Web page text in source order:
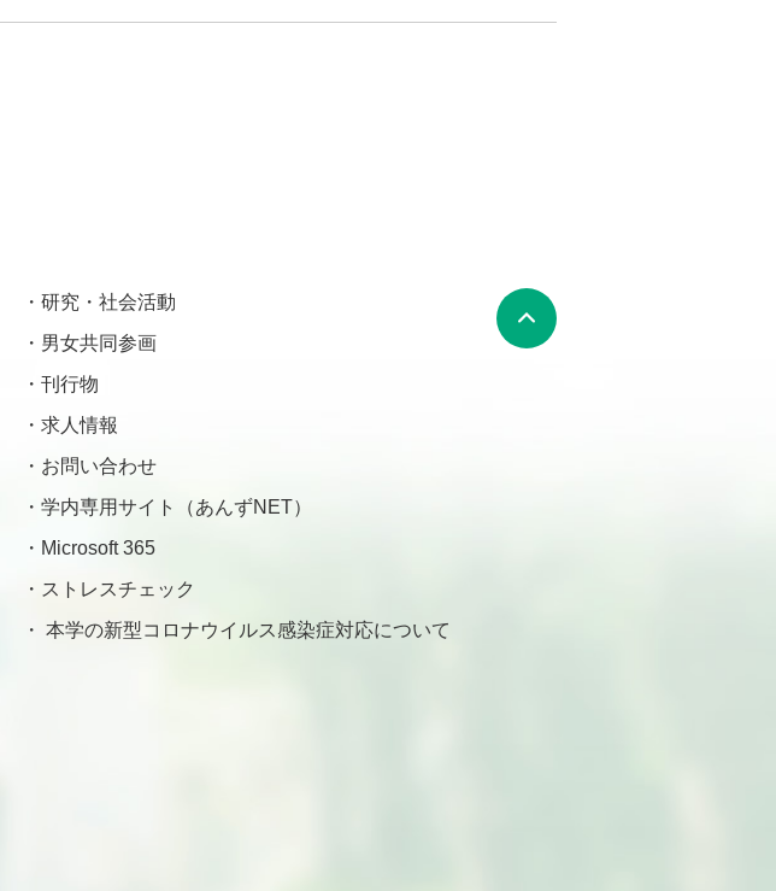
研究・社会活動
男女共同参画
刊行物
求人情報
お問い合わせ
学内専用サイト（あんずNET）
Microsoft 365
ストレスチェック
本学の新型コロナウイルス感染症対応について